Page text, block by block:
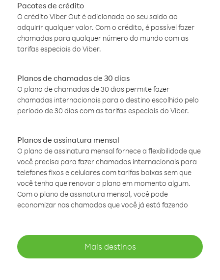
Pacotes de crédito
O crédito Viber Out é adicionado ao seu saldo ao
adquirir qualquer valor. Com o crédito, é possível fazer
chamadas para qualquer número do mundo com as
tarifas especiais do Viber.
Planos de chamadas de 30 dias
O plano de chamadas de 30 dias permite fazer
chamadas internacionais para o destino escolhido pelo
período de 30 dias com as tarifas especiais do Viber.
Planos de assinatura mensal
O plano de assinatura mensal fornece a flexibilidade que
você precisa para fazer chamadas internacionais para
telefones fixos e celulares com tarifas baixas sem que
você tenha que renovar o plano em momento algum.
Com o plano de assinatura mensal, você pode
economizar nas chamadas que você já está fazendo
Mais destinos